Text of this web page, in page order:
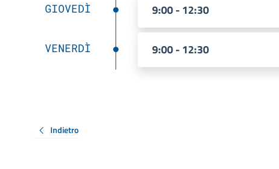
GIOVEDÌ 9:00 - 12:30
VENERDÌ 9:00 - 12:30
Indietro